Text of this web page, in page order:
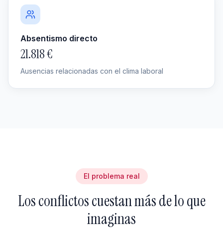
Absentismo directo
21.818 €
Ausencias relacionadas con el clima laboral
El problema real
Los conflictos cuestan más de lo que
imaginas